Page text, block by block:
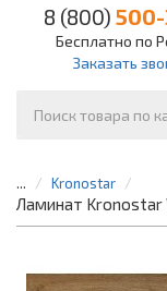
8 (800) 500-
Бесплатно по
Заказать
... Kronostar
Ламинат